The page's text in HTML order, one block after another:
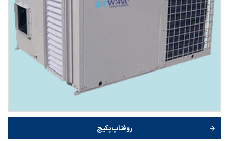
روفتاپ پکیج